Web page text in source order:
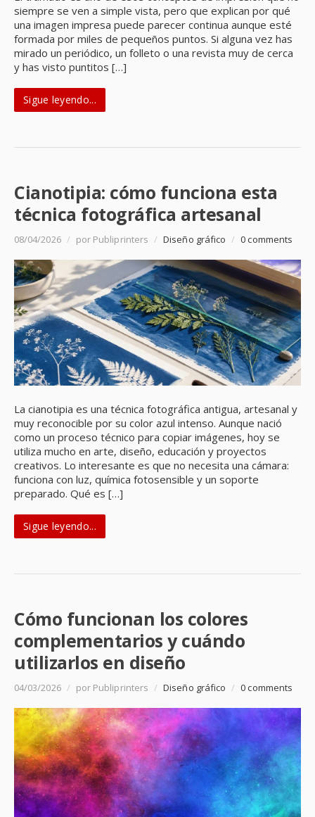
siempre se ven a simple vista, pero que explican por qué
una imagen impresa puede parecer continua aunque esté
formada por miles de pequeños puntos. Si alguna vez has
mirado un periódico, un folleto o una revista muy de cerca
y has visto puntitos […]
Sigue leyendo...
Cianotipia: cómo funciona esta
técnica fotográfica artesanal
08/04/2026 / por Publiprinters / Diseño gráfico / 0 comments
La cianotipia es una técnica fotográfica antigua, artesanal y
muy reconocible por su color azul intenso. Aunque nació
como un proceso técnico para copiar imágenes, hoy se
utiliza mucho en arte, diseño, educación y proyectos
creativos. Lo interesante es que no necesita una cámara:
funciona con luz, química fotosensible y un soporte
preparado. Qué es […]
Sigue leyendo...
Cómo funcionan los colores
complementarios y cuándo
utilizarlos en diseño
04/03/2026 / por Publiprinters / Diseño gráfico / 0 comments